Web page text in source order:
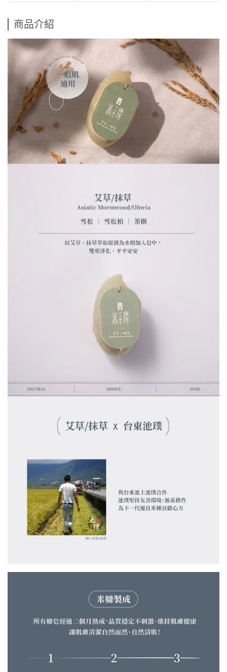
商品介紹